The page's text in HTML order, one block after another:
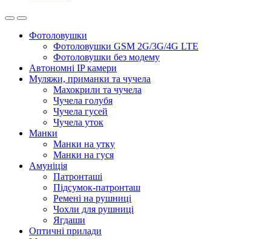
Фотоловушки
Фотоловушки GSM 2G/3G/4G LTE
Фотоловушки без модему
Автономні IP камери
Муляжи, приманки та чучела
Махокрили та чучела
Чучела голубя
Чучела гусей
Чучела уток
Манки
Манки на утку
Манки на гуся
Амуніція
Патронташі
Підсумок-патронташ
Ремені на рушниці
Чохли для рушниці
Ягдаши
Оптичні прилади